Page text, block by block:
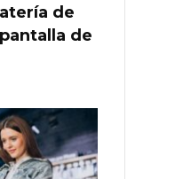
de
de